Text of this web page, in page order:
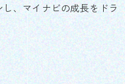
、マイナビの成長をドラ